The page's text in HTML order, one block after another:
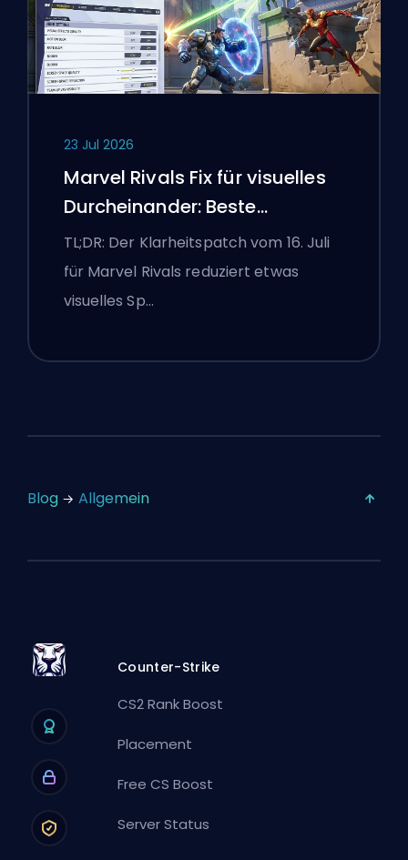
23 Jul 2026
Marvel Rivals Fix für visuelles
Durcheinander: Beste
wettbewerbsorientierte
Einstellungen nach dem Patch
vom 16. Juli
TL;DR: Der Klarheitspatch vom 16. Juli
für Marvel Rivals reduziert etwas
visuelles Sp…
Blog Allgemein
Counter-Strike
CS2 Rank Boost
Placement
Free CS Boost
Server Status